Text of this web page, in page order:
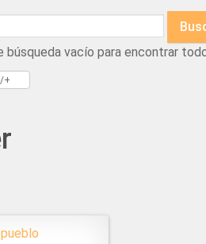
búsqueda vacío para encontrar
+